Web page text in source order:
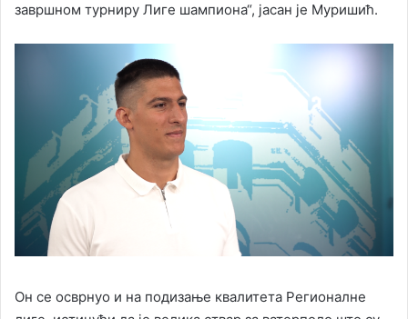
завршном турниру Лиге шампиона“, јасан је Муришић.
Он се осврнуо и на подизање квалитета Регионалне